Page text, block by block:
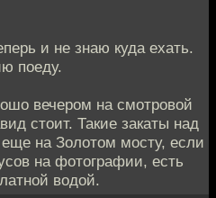
и не знаю куда ехать.
поеду.
вечером на смотровой
стоит. Такие закаты над
на Золотом мосту, если
на фотографии, есть
водой.